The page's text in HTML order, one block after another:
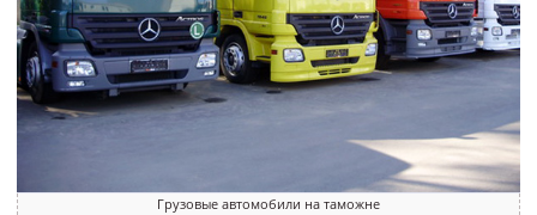
Грузовые автомобили на таможне